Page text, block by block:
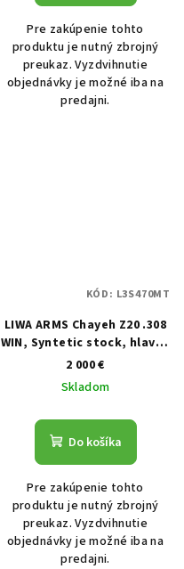
Pre zakúpenie tohto
produktu je nutný zbrojný
preukaz. Vyzdvihnutie
objednávky je možné iba na
predajni.
LIWA ARMS Chayeh Z20 .308
WIN, Syntetic stock, hlaveň
470mm, závit 15x1, Soft
Touch čierna
2 000 €
Skladom
Do košíka
Pre zakúpenie tohto
produktu je nutný zbrojný
preukaz. Vyzdvihnutie
objednávky je možné iba na
predajni.
KÓD: L3S470MT